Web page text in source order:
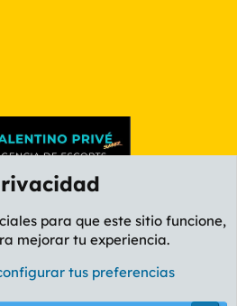
AMARILLO
para que este sitio funcione,
mejorar tu experiencia.
tus preferencias